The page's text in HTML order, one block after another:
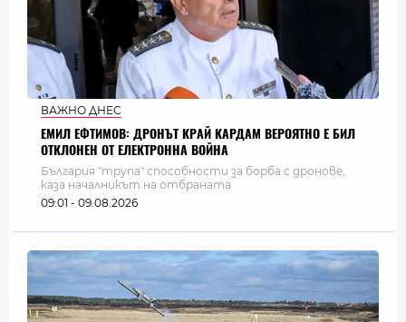
ВАЖНО ДНЕС
ЕМИЛ ЕФТИМОВ: ДРОНЪТ КРАЙ КАРДАМ ВЕРОЯТНО Е БИЛ
ОТКЛОНЕН ОТ ЕЛЕКТРОННА ВОЙНА
България "трупа" способности за борба с дронове,
каза началникът на отбраната
09:01 - 09.08.2026